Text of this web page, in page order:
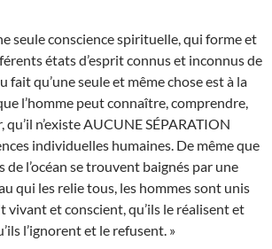
seule conscience spirituelle, qui forme et
états d’esprit connus et inconnus de
fait qu’une seule et même chose est à la
l’homme peut connaître, comprendre,
n’existe AUCUNE SÉPARATION
individuelles humaines. De même que
de l’océan se trouvent baignés par une
qui les relie tous, les hommes sont unis
vivant et conscient, qu’ils le réalisent et
l’ignorent et le refusent. »